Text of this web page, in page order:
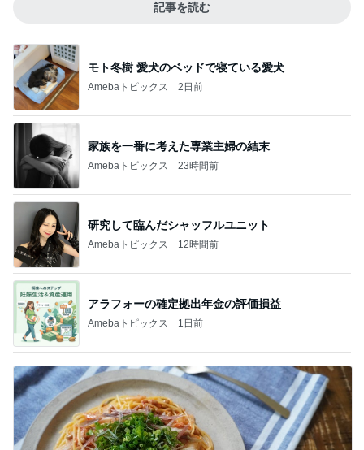
記事を読む
モト冬樹 愛犬のベッドで寝ている愛犬
Amebaトピックス 2日前
家族を一番に考えた専業主婦の結末
Amebaトピックス 23時間前
研究して臨んだシャッフルユニット
Amebaトピックス 12時間前
アラフォーの確定拠出年金の評価損益
Amebaトピックス 1日前